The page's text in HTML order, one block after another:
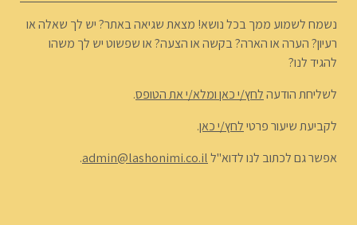
נשמח לשמוע ממך בכל נושא! מצאת שגיאה באתר? יש לך שאלה או
רעיון? הערה או הארה? בקשה או הצעה? או שפשוט יש לך משהו
להגיד לנו?
לשליחת הודעהלחץ/י כאן ומלא/י את הטופס.
לקביעת שיעור פרטילחץ/י כאן.
אפשר גם לכתוב לנו לדוא"לadmin@lashonimi.co.il
.